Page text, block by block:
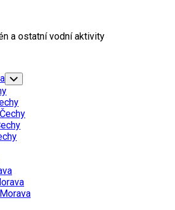
a ostatní vodní aktivity
Toggle
Child
Menu